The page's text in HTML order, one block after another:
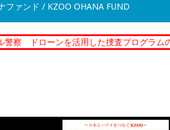
ファンド / KZOO OHANA FUND
を活用した捜査プログラムの運用を開始